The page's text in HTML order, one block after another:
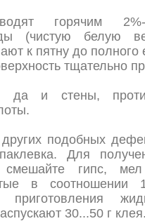
горячим 2%-
(чистую белую
к пятну до полного
тщательно
да и стены,
подобных
Для
смешайте гипс,
в соотношении
30...50 г